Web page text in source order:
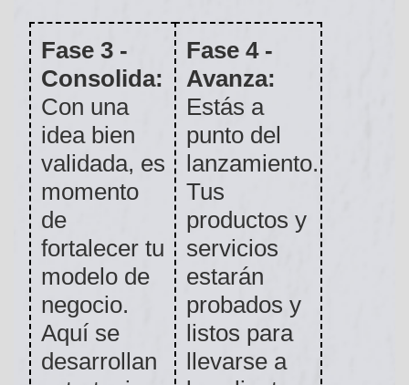
Fase 3 -
Consolida:
Con una
idea bien
validada, es
momento
de
fortalecer tu
modelo de
negocio.
Aquí se
desarrollan
Fase 4 -
Avanza:
Estás a
punto del
lanzamiento.
Tus
productos y
servicios
estarán
probados y
listos para
llevarse a